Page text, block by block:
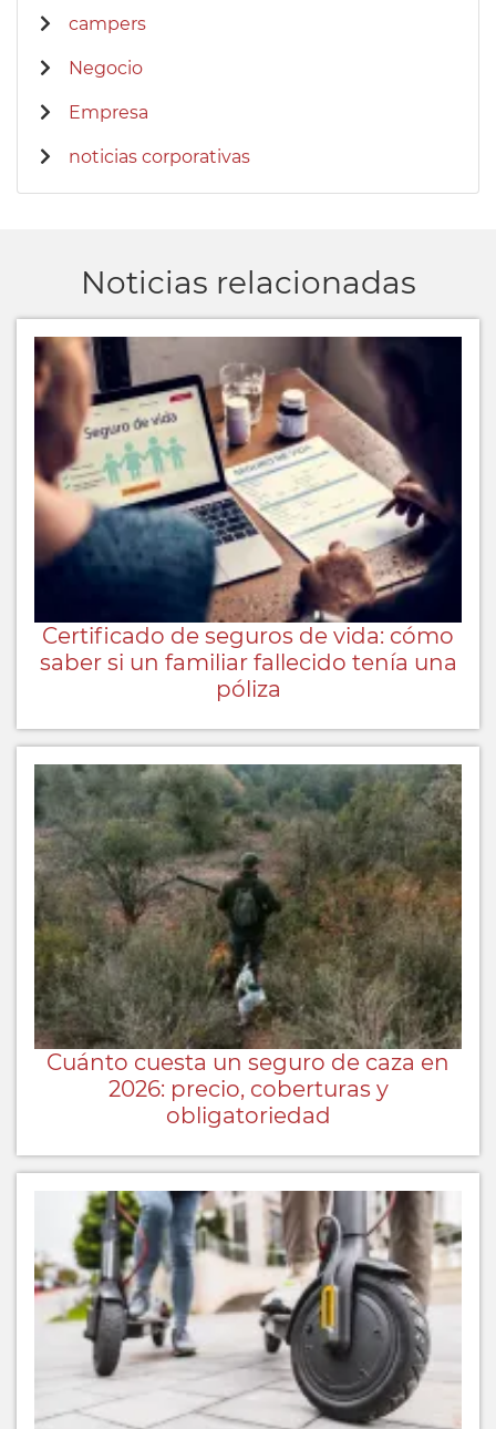
campers
Negocio
Empresa
noticias corporativas
Noticias relacionadas
Certificado de seguros de vida: cómo
saber si un familiar fallecido tenía una
póliza
Cuánto cuesta un seguro de caza en
2026: precio, coberturas y
obligatoriedad